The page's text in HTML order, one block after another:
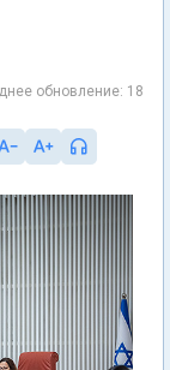
обновление: 18